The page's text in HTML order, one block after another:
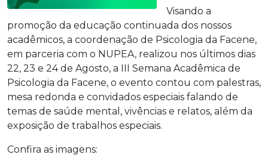
Visando a
promoção da educação continuada dos nossos
acadêmicos, a coordenação de Psicologia da Facene,
em parceria com o NUPEA, realizou nos últimos dias
22, 23 e 24 de Agosto, a III Semana Acadêmica de
Psicologia da Facene, o evento contou com palestras,
mesa redonda e convidados especiais falando de
temas de saúde mental, vivências e relatos, além da
exposição de trabalhos especiais.
Confira as imagens: